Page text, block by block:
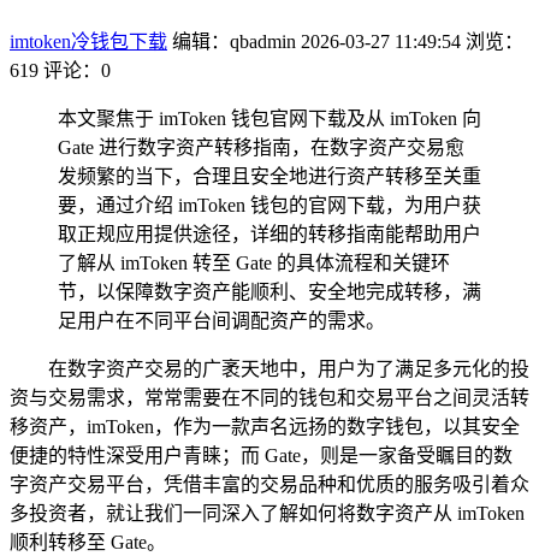
imtoken冷钱包下载 编辑：qbadmin 2026-03-27 11:49:54 浏览：
619 评论：0
本文聚焦于 imToken 钱包官网下载及从 imToken 向
Gate 进行数字资产转移指南，在数字资产交易愈
发频繁的当下，合理且安全地进行资产转移至关重
要，通过介绍 imToken 钱包的官网下载，为用户获
取正规应用提供途径，详细的转移指南能帮助用户
了解从 imToken 转至 Gate 的具体流程和关键环
节，以保障数字资产能顺利、安全地完成转移，满
足用户在不同平台间调配资产的需求。
在数字资产交易的广袤天地中，用户为了满足多元化的投
资与交易需求，常常需要在不同的钱包和交易平台之间灵活转
移资产，imToken，作为一款声名远扬的数字钱包，以其安全
便捷的特性深受用户青睐；而 Gate，则是一家备受瞩目的数
字资产交易平台，凭借丰富的交易品种和优质的服务吸引着众
多投资者，就让我们一同深入了解如何将数字资产从 imToken
顺利转移至 Gate。